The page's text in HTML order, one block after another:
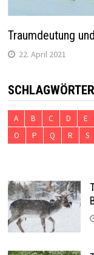
Traumdeutung
22. April 2021
SCHLAGWÖRTER
A B C D E
O
P Q R S